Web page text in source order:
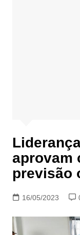
aprovam
previsão
16/05/2023